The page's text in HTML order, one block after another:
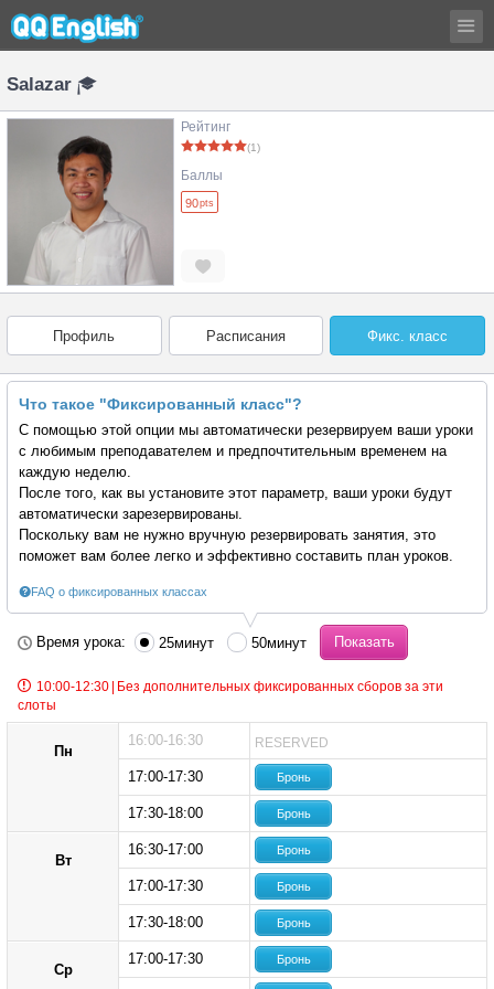
Salazar
Рейтинг
(1)
Баллы
90pts
Профиль Расписания Фикс. класс
Что такое "Фиксированный класс"?
С помощью этой опции мы автоматически резервируем ваши уроки
с любимым преподавателем и предпочтительным временем на
каждую неделю.
После того, как вы установите этот параметр, ваши уроки будут
автоматически зарезервированы.
Поскольку вам не нужно вручную резервировать занятия, это
поможет вам более легко и эффективно составить план уроков.
FAQ о фиксированных классах
Время урока: 25минут 50минут
10:00-12:30
Без дополнительных фиксированных сборов за эти
слоты
Пн
16:00-16:30 RESERVED
17:00-17:30 Бронь
17:30-18:00 Бронь
Вт
16:30-17:00 Бронь
17:00-17:30 Бронь
17:30-18:00 Бронь
Ср
17:00-17:30 Бронь